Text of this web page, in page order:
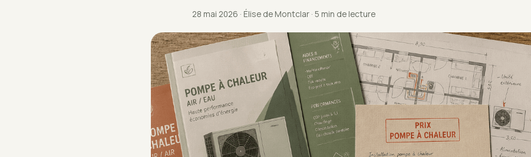
28 mai 2026 · Élise de Montclar · 5 min de lecture